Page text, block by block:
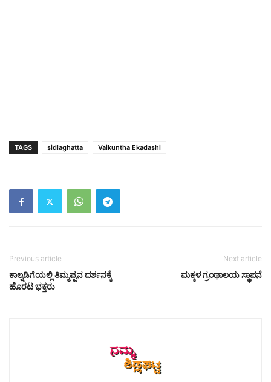
TAGS sidlaghatta Vaikuntha Ekadashi
Previous article
ಕಾಲ್ನಡಿಗೆಯಲ್ಲಿ ತಿಮ್ಮಪ್ಪನ ದರ್ಶನಕ್ಕೆ
ಹೊರಟ ಭಕ್ತರು
Next article
ಮಕ್ಕಳ ಗ್ರಂಥಾಲಯ ಸ್ಥಾಪನೆ